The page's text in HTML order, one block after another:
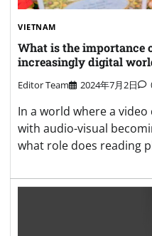
VIETNAM
What is the importance
increasingly digital
Editor Team 2024年7月2日
In a world where a
with audio-visual
what role does reading